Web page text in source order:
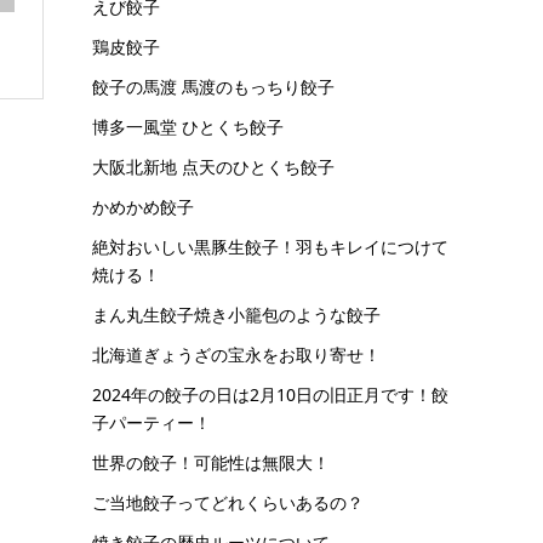
えび餃子
鶏皮餃子
餃子の馬渡 馬渡のもっちり餃子
博多一風堂 ひとくち餃子
大阪北新地 点天のひとくち餃子
かめかめ餃子
絶対おいしい黒豚生餃子！羽もキレイにつけて
焼ける！
まん丸生餃子焼き小籠包のような餃子
北海道ぎょうざの宝永をお取り寄せ！
2024年の餃子の日は2月10日の旧正月です！餃
子パーティー！
世界の餃子！可能性は無限大！
ご当地餃子ってどれくらいあるの？